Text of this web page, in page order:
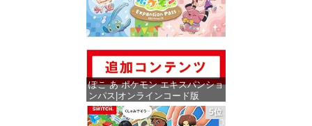
ぽこ あ ポケモン エキスパンショ
ンパス|オンラインコード版
価格：¥4,400
5位